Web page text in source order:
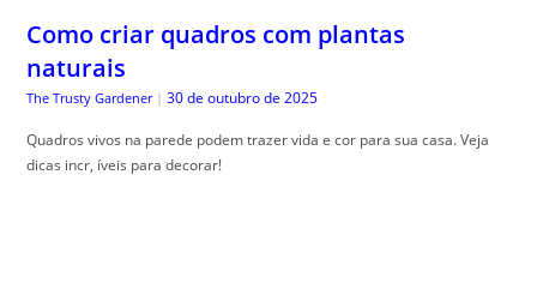
Como criar quadros com plantas
naturais
The Trusty Gardener | 30 de outubro de 2025
Quadros vivos na parede podem trazer vida e cor para sua casa. Veja
dicas incr, íveis para decorar!